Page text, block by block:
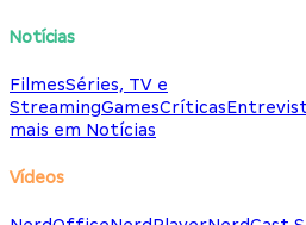
Notícias
FilmesSéries, TV e
StreamingGamesCríticas
mais em Notícias
Vídeos